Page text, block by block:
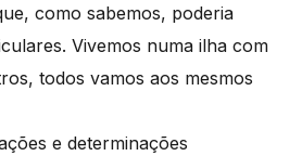
como sabemos, poderia
Vivemos numa ilha com
todos vamos aos mesmos
e determinações